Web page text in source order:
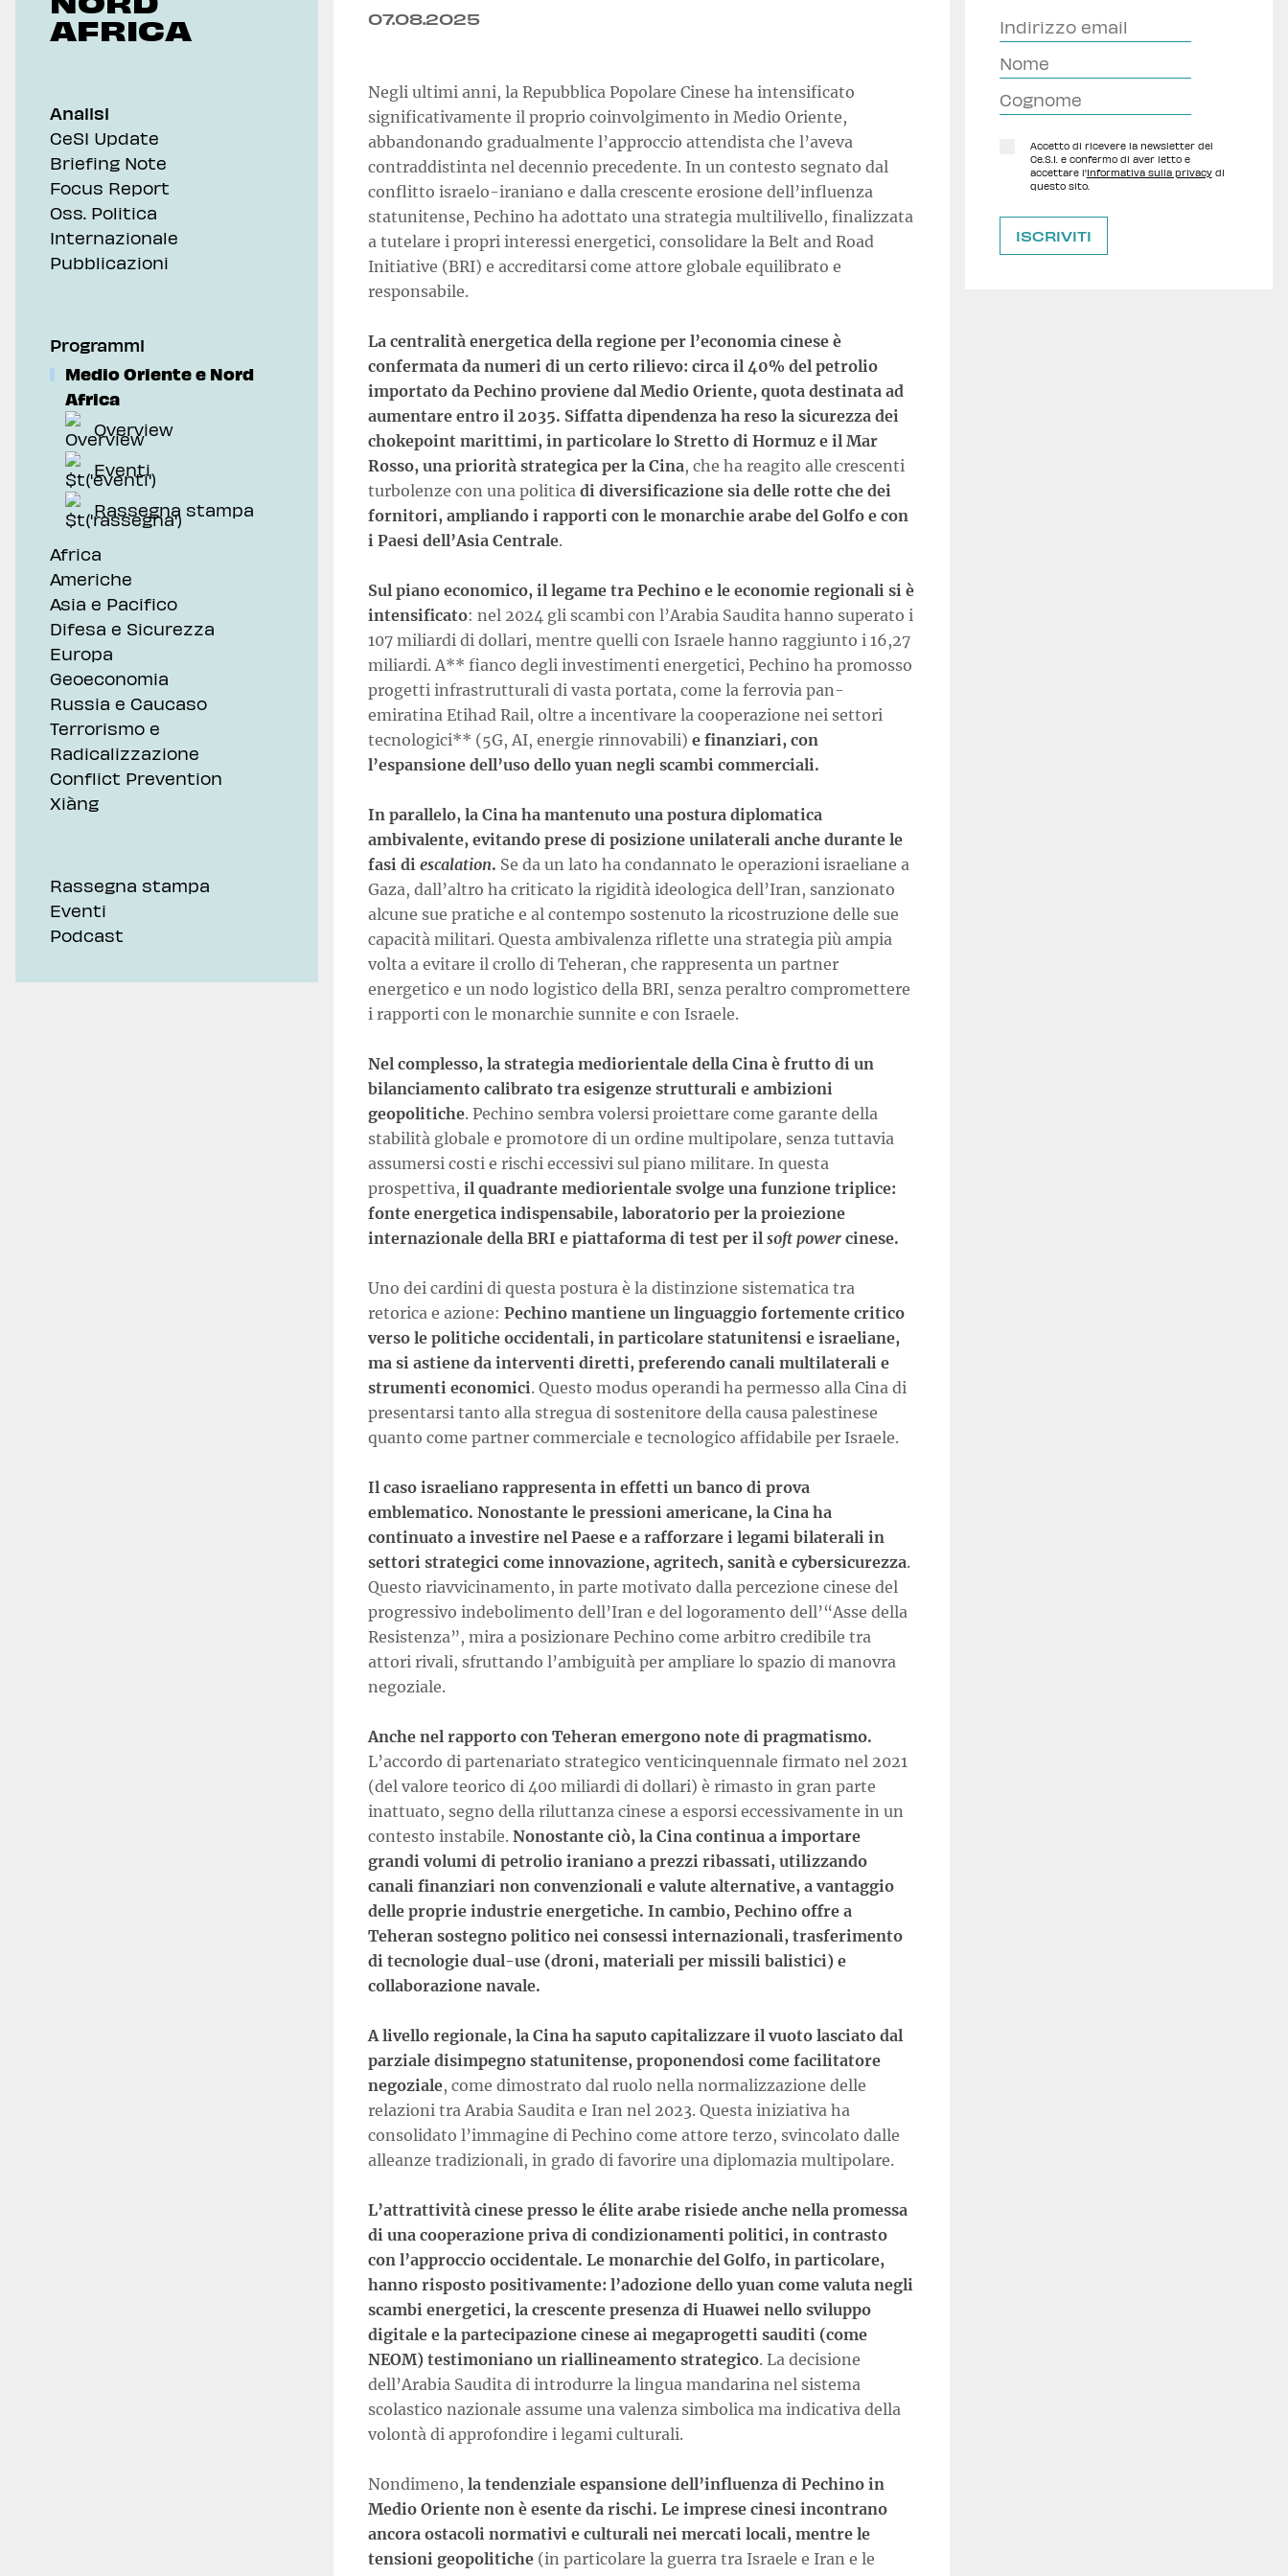
AFRICA
Analisi
CeSI Update
Briefing Note
Focus Report
Oss. Politica
Internazionale
Pubblicazioni
Programmi
Medio Oriente e Nord
Africa
Overview
Eventi
Rassegna stampa
Africa
Americhe
Asia e Pacifico
Difesa e Sicurezza
Europa
Geoeconomia
Russia e Caucaso
Terrorismo e
Radicalizzazione
Conflict Prevention
Xiàng
Rassegna stampa
Eventi
Podcast
07.08.2025
Negli ultimi anni, la Repubblica Popolare Cinese ha intensificato
significativamente il proprio coinvolgimento in Medio Oriente,
abbandonando gradualmente l’approccio attendista che l’aveva
contraddistinta nel decennio precedente. In un contesto segnato dal
conflitto israelo-iraniano e dalla crescente erosione dell’influenza
statunitense, Pechino ha adottato una strategia multilivello, finalizzata
a tutelare i propri interessi energetici, consolidare la Belt and Road
Initiative (BRI) e accreditarsi come attore globale equilibrato e
responsabile.
La centralità energetica della regione per l’economia cinese è
confermata da numeri di un certo rilievo: circa il 40% del petrolio
importato da Pechino proviene dal Medio Oriente, quota destinata ad
aumentare entro il 2035. Siffatta dipendenza ha reso la sicurezza dei
chokepoint marittimi, in particolare lo Stretto di Hormuz e il Mar
Rosso, una priorità strategica per la Cina, che ha reagito alle crescenti
turbolenze con una politica di diversificazione sia delle rotte che dei
fornitori, ampliando i rapporti con le monarchie arabe del Golfo e con
i Paesi dell’Asia Centrale.
Sul piano economico, il legame tra Pechino e le economie regionali si è
intensificato: nel 2024 gli scambi con l’Arabia Saudita hanno superato i
107 miliardi di dollari, mentre quelli con Israele hanno raggiunto i 16,27
miliardi. A** fianco degli investimenti energetici, Pechino ha promosso
progetti infrastrutturali di vasta portata, come la ferrovia pan-
emiratina Etihad Rail, oltre a incentivare la cooperazione nei settori
tecnologici** (5G, AI, energie rinnovabili) e finanziari, con
l’espansione dell’uso dello yuan negli scambi commerciali.
In parallelo, la Cina ha mantenuto una postura diplomatica
ambivalente, evitando prese di posizione unilaterali anche durante le
fasi di escalation. Se da un lato ha condannato le operazioni israeliane a
Gaza, dall’altro ha criticato la rigidità ideologica dell’Iran, sanzionato
alcune sue pratiche e al contempo sostenuto la ricostruzione delle sue
capacità militari. Questa ambivalenza riflette una strategia più ampia
volta a evitare il crollo di Teheran, che rappresenta un partner
energetico e un nodo logistico della BRI, senza peraltro compromettere
i rapporti con le monarchie sunnite e con Israele.
Nel complesso, la strategia mediorientale della Cina è frutto di un
bilanciamento calibrato tra esigenze strutturali e ambizioni
geopolitiche. Pechino sembra volersi proiettare come garante della
stabilità globale e promotore di un ordine multipolare, senza tuttavia
assumersi costi e rischi eccessivi sul piano militare. In questa
prospettiva, il quadrante mediorientale svolge una funzione triplice:
fonte energetica indispensabile, laboratorio per la proiezione
internazionale della BRI e piattaforma di test per il soft power cinese.
Uno dei cardini di questa postura è la distinzione sistematica tra
retorica e azione: Pechino mantiene un linguaggio fortemente critico
verso le politiche occidentali, in particolare statunitensi e israeliane,
ma si astiene da interventi diretti, preferendo canali multilaterali e
strumenti economici. Questo modus operandi ha permesso alla Cina di
presentarsi tanto alla stregua di sostenitore della causa palestinese
quanto come partner commerciale e tecnologico affidabile per Israele.
Il caso israeliano rappresenta in effetti un banco di prova
emblematico. Nonostante le pressioni americane, la Cina ha
continuato a investire nel Paese e a rafforzare i legami bilaterali in
settori strategici come innovazione, agritech, sanità e cybersicurezza.
Questo riavvicinamento, in parte motivato dalla percezione cinese del
progressivo indebolimento dell’Iran e del logoramento dell’“Asse della
Resistenza”, mira a posizionare Pechino come arbitro credibile tra
attori rivali, sfruttando l’ambiguità per ampliare lo spazio di manovra
negoziale.
Anche nel rapporto con Teheran emergono note di pragmatismo.
L’accordo di partenariato strategico venticinquennale firmato nel 2021
(del valore teorico di 400 miliardi di dollari) è rimasto in gran parte
inattuato, segno della riluttanza cinese a esporsi eccessivamente in un
contesto instabile. Nonostante ciò, la Cina continua a importare
grandi volumi di petrolio iraniano a prezzi ribassati, utilizzando
canali finanziari non convenzionali e valute alternative, a vantaggio
delle proprie industrie energetiche. In cambio, Pechino offre a
Teheran sostegno politico nei consessi internazionali, trasferimento
di tecnologie dual-use (droni, materiali per missili balistici) e
collaborazione navale.
A livello regionale, la Cina ha saputo capitalizzare il vuoto lasciato dal
parziale disimpegno statunitense, proponendosi come facilitatore
negoziale, come dimostrato dal ruolo nella normalizzazione delle
relazioni tra Arabia Saudita e Iran nel 2023. Questa iniziativa ha
consolidato l’immagine di Pechino come attore terzo, svincolato dalle
alleanze tradizionali, in grado di favorire una diplomazia multipolare.
L’attrattività cinese presso le élite arabe risiede anche nella promessa
di una cooperazione priva di condizionamenti politici, in contrasto
con l’approccio occidentale. Le monarchie del Golfo, in particolare,
hanno risposto positivamente: l’adozione dello yuan come valuta negli
scambi energetici, la crescente presenza di Huawei nello sviluppo
digitale e la partecipazione cinese ai megaprogetti sauditi (come
NEOM) testimoniano un riallineamento strategico. La decisione
dell’Arabia Saudita di introdurre la lingua mandarina nel sistema
scolastico nazionale assume una valenza simbolica ma indicativa della
volontà di approfondire i legami culturali.
Nondimeno, la tendenziale espansione dell’influenza di Pechino in
Medio Oriente non è esente da rischi. Le imprese cinesi incontrano
ancora ostacoli normativi e culturali nei mercati locali, mentre le
tensioni geopolitiche (in particolare la guerra tra Israele e Iran e le
Accetto di ricevere la newsletter del
Ce.S.I. e confermo di aver letto e
accettare l'Informativa sulla privacydi
questo sito.